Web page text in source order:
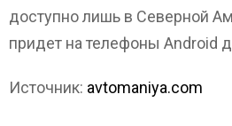
доступно лишь в Северной
придет на телефоны Android
Источник: avtomaniya.com